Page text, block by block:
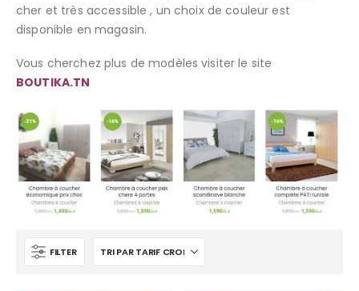
cher et très accessible , un choix de couleur est
disponible en magasin.
Vous cherchez plus de modèles visiter le site
BOUTIKA.TN
FILTER